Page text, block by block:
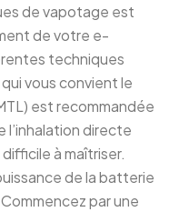
de vapotage est
de votre e-
techniques
vous convient le
est recommandée
l’inhalation directe
à maîtriser.
de la batterie
par une